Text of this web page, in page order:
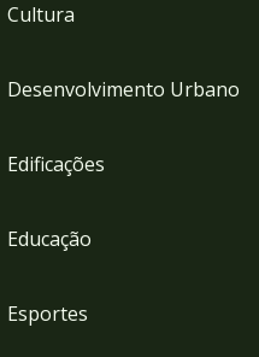
Cultura
Desenvolvimento Urbano
Edificações
Educação
Esportes